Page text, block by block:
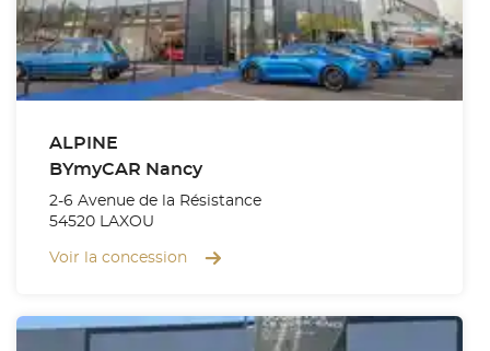
ALPINE
BYmyCAR Nancy
2-6 Avenue de la Résistance
54520 LAXOU
Voir la concession